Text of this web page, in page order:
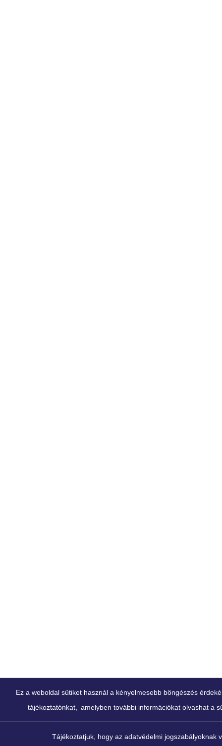
Ez a weboldal sütiket használ a kényelmesebb böngészés
tájékoztatónkat,
amelyben további információkat olvashat a
Tájékoztatjuk, hogy az adatvédelmi jogszabályoknak